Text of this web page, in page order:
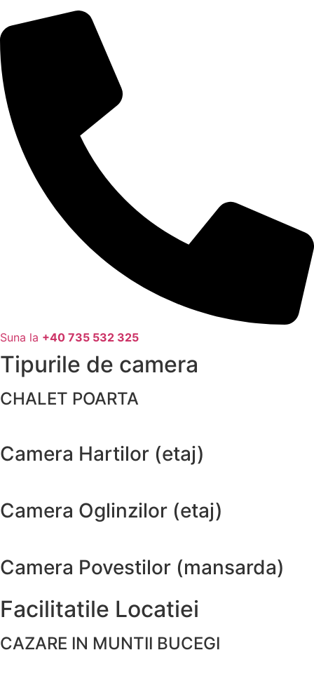
Suna la +40 735 532 325
Tipurile de camera
CHALET POARTA
Camera Hartilor (etaj)
Camera Oglinzilor (etaj)
Camera Povestilor (mansarda)
Facilitatile Locatiei
CAZARE IN MUNTII BUCEGI